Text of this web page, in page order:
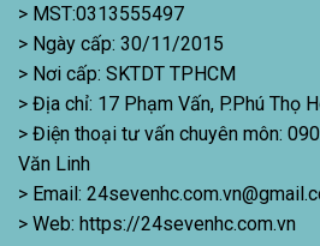
> MST:0313555497
> Ngày cấp: 30/11/2015
> Nơi cấp: SKTDT TPHCM
> Địa chỉ: 17 Phạm Vấn, P.Phú Thọ
> Điện thoại tư vấn chuyên môn:
Văn Linh
> Email:
> Web: https://24sevenhc.com.vn